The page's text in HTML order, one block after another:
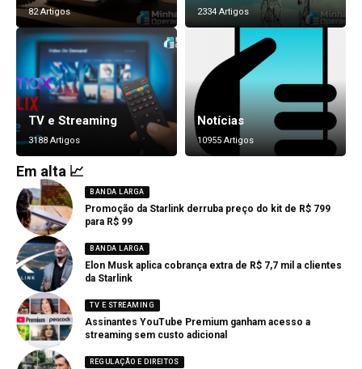
82 Artigos 2334 Artigos
TV e Streaming
3188 Artigos
Notícias
10955 Artigos
Em alta 📈
BANDA LARGA
Promoção da Starlink derruba preço do kit de R$ 799
para R$ 99
BANDA LARGA
Elon Musk aplica cobrança extra de R$ 7,7 mil a clientes
da Starlink
TV E STREAMING
Assinantes YouTube Premium ganham acesso a
streaming sem custo adicional
REGULAÇÃO E DIREITOS